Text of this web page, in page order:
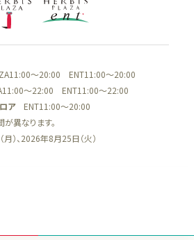
～20:00 ENT11:00～20:00
～22:00 ENT11:00～22:00
アENT11:00～20:00
異なります。
）、2026年8月25日（火）